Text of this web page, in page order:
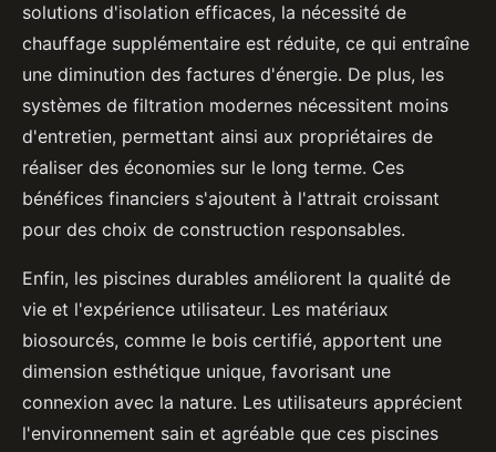
solutions d'isolation efficaces, la nécessité de
chauffage supplémentaire est réduite, ce qui entraîne
une diminution des factures d'énergie. De plus, les
systèmes de filtration modernes nécessitent moins
d'entretien, permettant ainsi aux propriétaires de
réaliser des économies sur le long terme. Ces
bénéfices financiers s'ajoutent à l'attrait croissant
pour des choix de construction responsables.
Enfin, les piscines durables améliorent la qualité de
vie et l'expérience utilisateur. Les matériaux
biosourcés, comme le bois certifié, apportent une
dimension esthétique unique, favorisant une
connexion avec la nature. Les utilisateurs apprécient
l'environnement sain et agréable que ces piscines